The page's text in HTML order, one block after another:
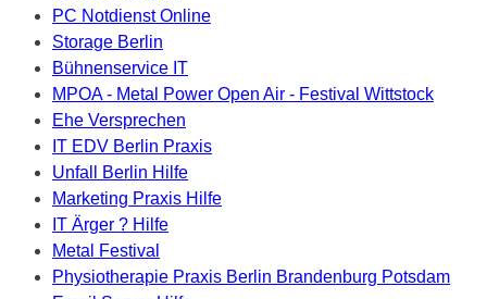
PC Notdienst Online
Storage Berlin
Bühnenservice IT
MPOA - Metal Power Open Air - Festival Wittstock
Ehe Versprechen
IT EDV Berlin Praxis
Unfall Berlin Hilfe
Marketing Praxis Hilfe
IT Ärger ? Hilfe
Metal Festival
Physiotherapie Praxis Berlin Brandenburg Potsdam